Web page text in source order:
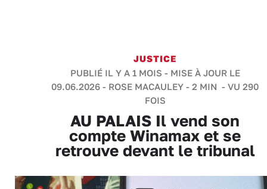
JUSTICE
PUBLIÉ IL Y A 1 MOIS - MISE À JOUR LE
09.06.2026 - ROSE MACAULEY - 2 MIN - VU 290
FOIS
AU PALAIS Il vend son
compte Winamax et se
retrouve devant le tribunal